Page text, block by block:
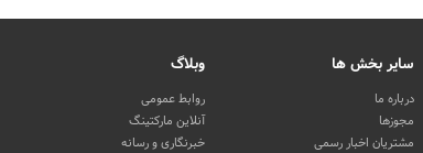
سایر بخش ها
درباره ما
مجوزها
مشتریان اخبار رسمی
وبلاگ
روابط عمومی
آنلاین مارکتینگ
خبرنگاری و رسانه